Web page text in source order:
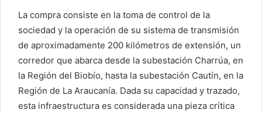
La compra consiste en la toma de control de la
sociedad y la operación de su sistema de transmisión
de aproximadamente 200 kilómetros de extensión, un
corredor que abarca desde la subestación Charrúa, en
la Región del Biobío, hasta la subestación Cautín, en la
Región de La Araucanía. Dada su capacidad y trazado,
esta infraestructura es considerada una pieza crítica